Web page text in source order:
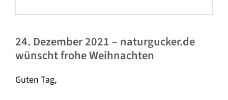
24. Dezember 2021 – naturgucker.de
wünscht frohe Weihnachten
Guten Tag,